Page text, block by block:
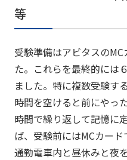
等
受験準備はアビタスの
た。これらを最終的には
ました。特に複数受験す
時間を空けると前にやっ
時間で繰り返して記憶に
ば、受験前にはMCカー
通勤電車内と昼休みと夜